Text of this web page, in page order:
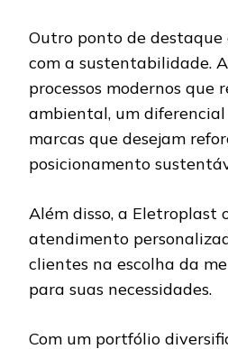
Outro ponto de destaque
com a sustentabilidade.
processos modernos que
ambiental, um
marcas que desejam
posicionamento
Além disso, a Eletroplast
atendimento
clientes na escolha da
para suas necessidades.
Com um portfólio